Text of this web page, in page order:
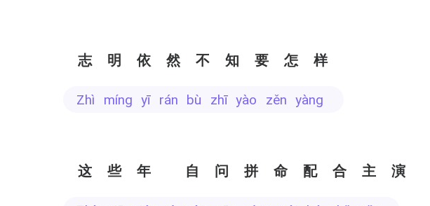
志明依然不知要怎样
zhì míng yī rán bù zhī yào zěn yàng
这些年 自问拼命配合主演